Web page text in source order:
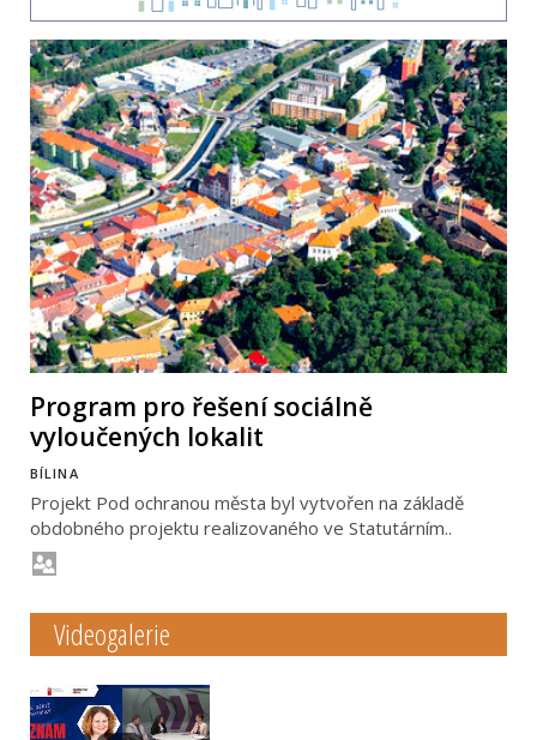
Program pro řešení sociálně
vyloučených lokalit
BÍLINA
Projekt Pod ochranou města byl vytvořen na základě
obdobného projektu realizovaného ve Statutárním..
Videogalerie